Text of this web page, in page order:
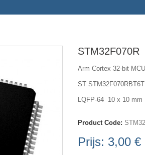
STM32F070R
Arm Cortex 32-bit
ST
LQFP-64 10 x 10 mm
Product Code:
Prijs: 3,00 €